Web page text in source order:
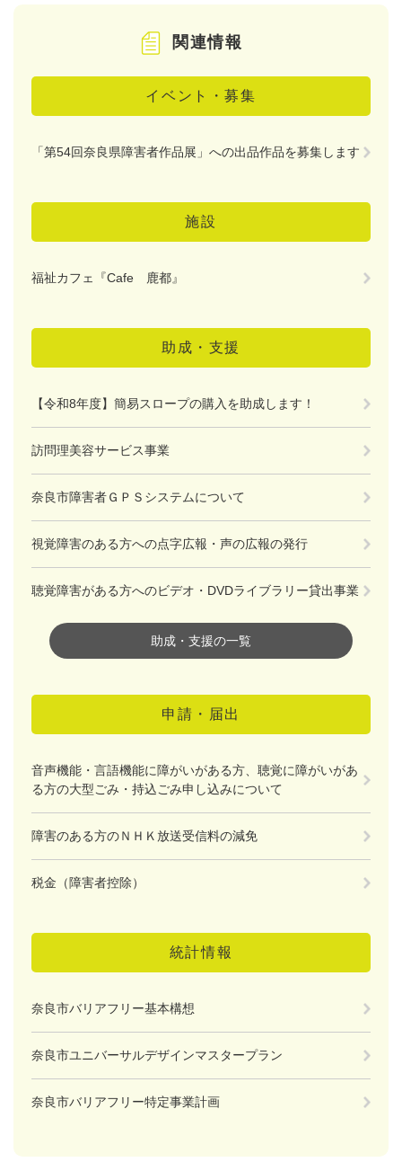
関連情報
イベント・募集
「第54回奈良県障害者作品展」への出品作品を募集します
施設
福祉カフェ『Cafe 鹿都』
助成・支援
【令和8年度】簡易スロープの購入を助成します！
訪問理美容サービス事業
奈良市障害者ＧＰＳシステムについて
視覚障害のある方への点字広報・声の広報の発行
聴覚障害がある方へのビデオ・DVDライブラリー貸出事業
助成・支援の一覧
申請・届出
音声機能・言語機能に障がいがある方、聴覚に障がいがあ
る方の大型ごみ・持込ごみ申し込みについて
障害のある方のＮＨＫ放送受信料の減免
税金（障害者控除）
統計情報
奈良市バリアフリー基本構想
奈良市ユニバーサルデザインマスタープラン
奈良市バリアフリー特定事業計画